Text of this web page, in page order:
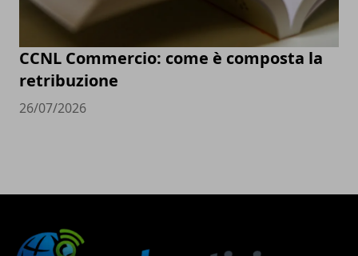
CCNL Commercio: come è composta la
retribuzione
26/07/2026